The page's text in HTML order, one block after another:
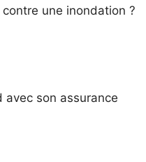
une inondation ?
avec son assurance